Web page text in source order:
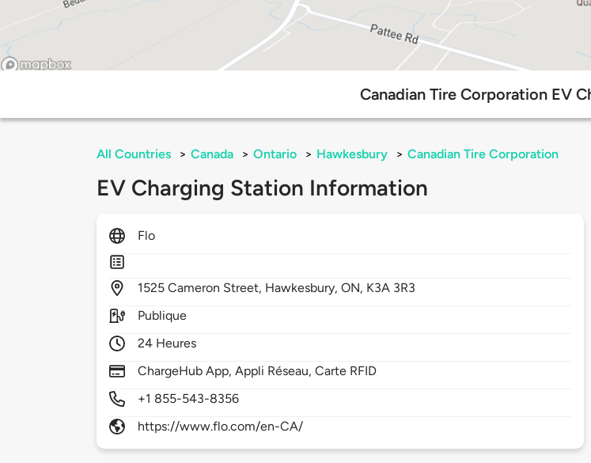
Canadian Tire Corporation EV
All Countries > Canada > Ontario > Hawkesbury > Canadian Tire Corporation
EV Charging Station Information
Flo
1525Cameron Street, Hawkesbury,ON, K3A 3R3
Publique
24 Heures
ChargeHub App, Appli Réseau, Carte RFID
+1 855-543-8356
https://www.flo.com/en-CA/